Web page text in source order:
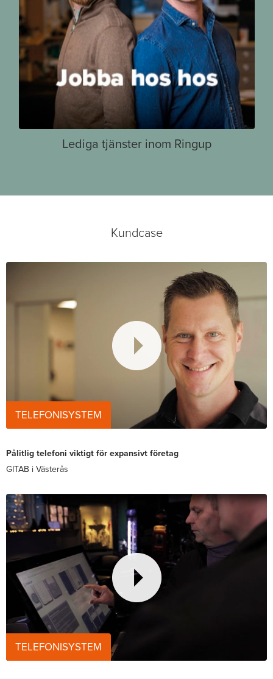
Lediga tjänster inom Ringup
Kundcase
TELEFONISYSTEM
Pålitlig telefoni viktigt för expansivt företag
GITAB i Västerås
TELEFONISYSTEM